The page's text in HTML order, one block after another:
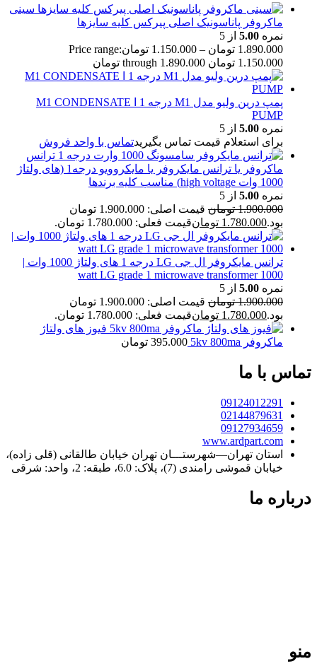
سینی
ماکروفر پاناسونیک اصلی پیرکس کلیه سایزها
نمره 5.00 از 5
1.890.000 تومان –
1.150.000 تومانPrice range:
1.150.000 تومان through 1.890.000 تومان
پمپ درین ولیو مدل M1 درجه 1 ا M1 CONDENSATE
PUMP
نمره 5.00 از 5
برای استعلام قیمت تماس بگیریدتماس با واحد فروش
ترانس
ماکروفر یا ترانس مایکروفر یا مایکروویو درجه1 (های ولتاژ
1000 وات high voltage) مناسب کلیه برندها
نمره 5.00 از 5
1.900.000 تومان
قیمت اصلی: 1.900.000 تومان
بود.1.780.000 تومانقیمت فعلی: 1.780.000 تومان.
ترانس مایکروفر ال جی LG درجه 1 های ولتاژ 1000 وات |
1000 watt LG grade 1 microwave transformer
نمره 5.00 از 5
1.900.000 تومان
قیمت اصلی: 1.900.000 تومان
بود.1.780.000 تومانقیمت فعلی: 1.780.000 تومان.
فیوز های ولتاژ
ماکروفر 5kv 800ma
395.000 تومان
تماس با ما
09124012291
02144879631
09127934659
www.ardpart.com
استان تهران—شهرستـــان تهران خیابان طالقانی (قلی زاده)،
خیابان قموشی رامندی (7)، پلاک: 6.0، طبقه: 2، واحد: شرقی
درباره ما
منو